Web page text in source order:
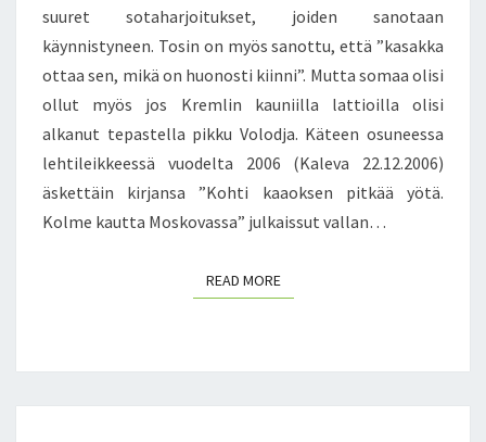
O
M
A
.
S
I
V
I
Y
O
1
7
.
2
0
1
5
suuret sotaharjoitukset, joiden sanotaan
käynnistyneen. Tosin on myös sanottu, että ”kasakka
ottaa sen, mikä on huonosti kiinni”. Mutta somaa olisi
ollut myös jos Kremlin kauniilla lattioilla olisi
alkanut tepastella pikku Volodja. Käteen osuneessa
lehtileikkeessä vuodelta 2006 (Kaleva 22.12.2006)
äskettäin kirjansa ”Kohti kaaoksen pitkää yötä.
Kolme kautta Moskovassa” julkaissut vallan…
READ MOREREAD MORE